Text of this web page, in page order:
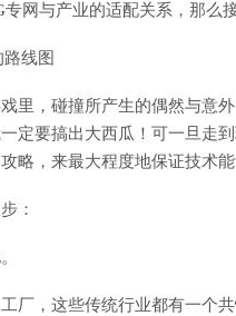
专网与产业的适配关系，那么
线图
里，碰撞所产生的偶然与意
要搞出大西瓜！可一旦走
略，来最大程度地保证技术能
：
厂，这些传统行业都有一个